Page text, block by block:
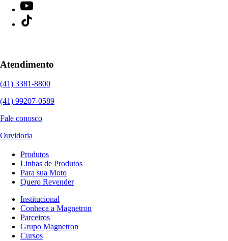
Atendimento
(41) 3381-8800
(41) 99207-0589
Fale conosco
Ouvidoria
Produtos
Linhas de Produtos
Para sua Moto
Quero Revender
Institucional
Conheça a Magnetron
Parceiros
Grupo Magnetron
Cursos